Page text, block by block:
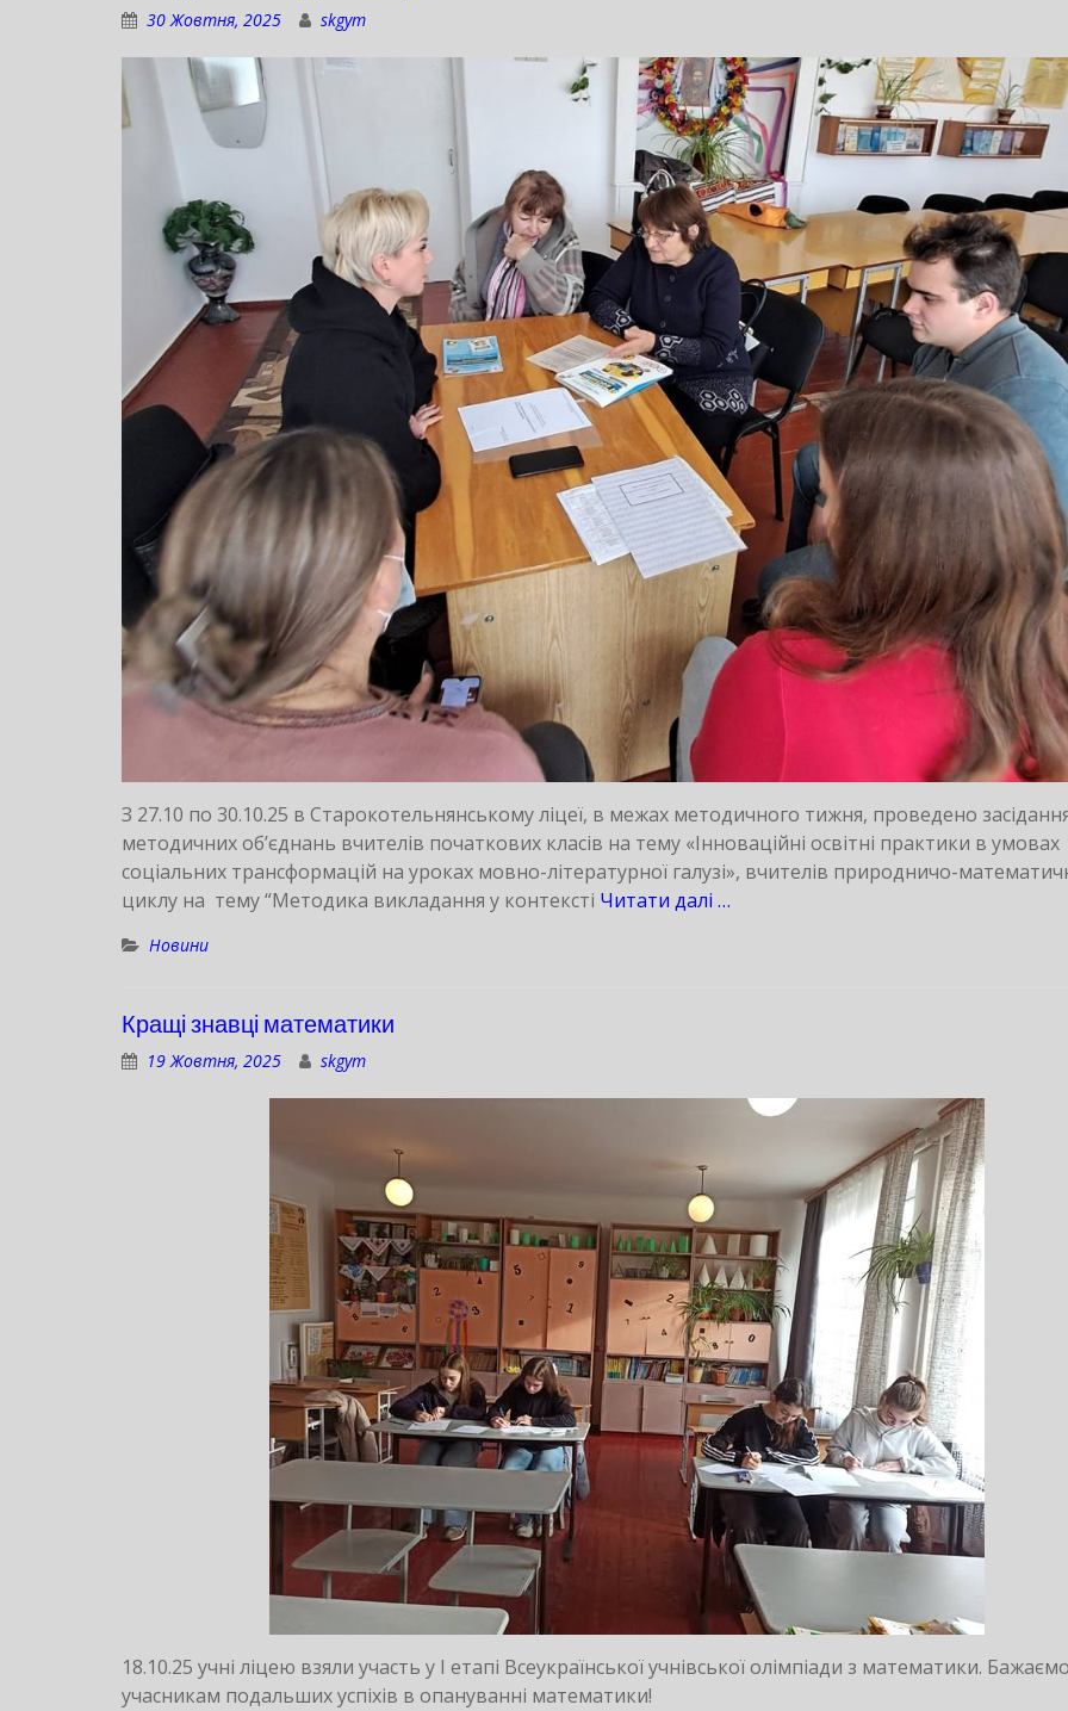
30 Жовтня, 2025 skgym
З 27.10 по 30.10.25 в Старокотельнянському ліцеї, в межах методичного тижня, проведено
методичних об’єднань вчителів початкових класів на тему «Інноваційні освітні практики в умовах
соціальних трансформацій на уроках мовно-літературної галузі», вчителів природничо-
циклу на тему “Методика викладання у контексті Читати далі …
Новини
Кращі знавці математики
19 Жовтня, 2025 skgym
18.10.25 учні ліцею взяли участь у І етапі Всеукраїнської учнівської олімпіади з математики.
учасникам подальших успіхів в опануванні математики!